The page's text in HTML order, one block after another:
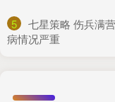
5
七星策略 伤兵满
病情况严重